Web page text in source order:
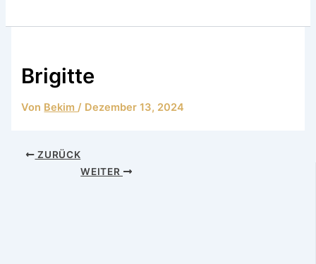
Brigitte
Von Bekim/ Dezember 13, 2024
ZURÜCK
WEITER